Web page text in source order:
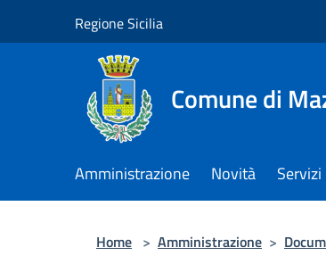
Regione Sicilia
Comune di
Amministrazione Novità Servizi
Home > Amministrazione >